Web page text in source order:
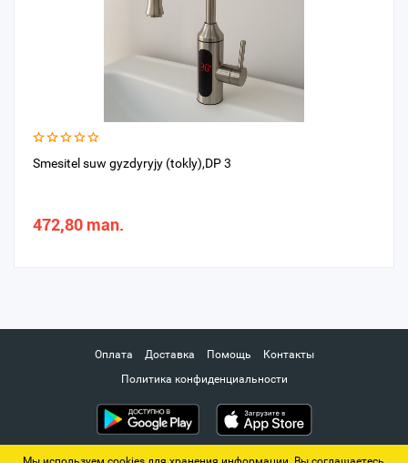
Smesitel suw gyzdyryjy (tokly),DP 3
472,80 man.
Оплата Доставка Помощь
Контакты
Политика конфиденциальности